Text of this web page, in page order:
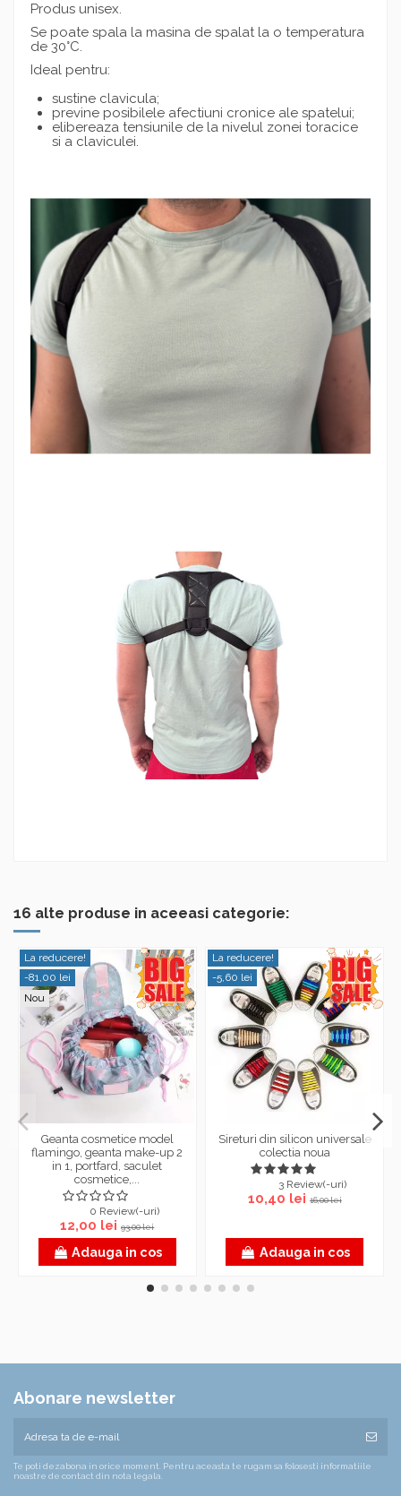
Produs unisex.
Se poate spala la masina de spalat la o temperatura
de 30°C.
Ideal pentru:
sustine clavicula;
previne posibilele afectiuni cronice ale spatelui;
elibereaza tensiunile de la nivelul zonei toracice
si a claviculei.
16 alte produse in aceeasi categorie:
La reducere!
-81,00 lei
Nou
Geanta cosmetice model
flamingo, geanta make-up 2
in 1, portfard, saculet
cosmetice,...
0 Review(-uri)
12,00 lei93,00 lei
Adauga in cos
La reducere!
-5,60 lei
Sireturi din silicon universale
colectia noua
3 Review(-uri)
10,40 lei 16,00 lei
Adauga in cos
Abonare newsletter
Te poti dezabona in orice moment. Pentru aceasta te rugam sa folosesti informatiile
noastre de contact din nota legala.